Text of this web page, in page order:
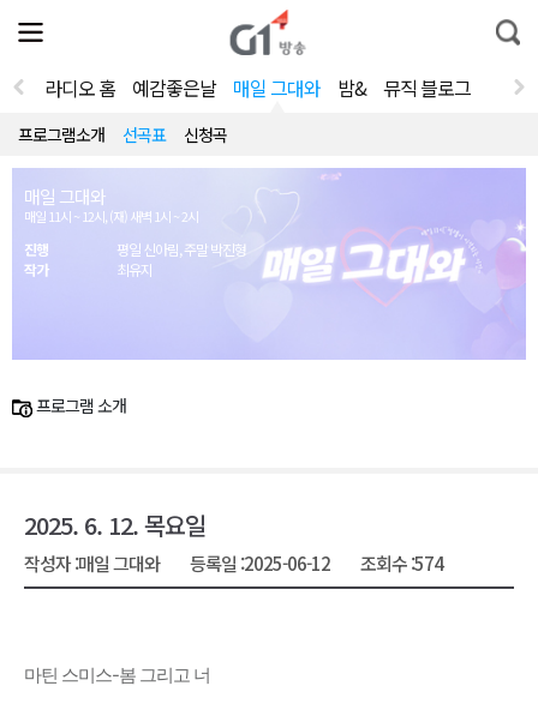
전
체
뉴
열
통
합
라디오 홈 예감좋은날 매일 그대와 밤& 뮤직 블로그
프로그램소개 선곡표 신청곡
매일 그대와
매일 11시 ~ 12시, (재) 새벽 1시 ~ 2시
진행
평일 신아림, 주말 박진형
작가
최유지
프로그램 소개
2025. 6. 12. 목요일
작성자 :매일 그대와 등록일 :2025-06-12 조회수 :574
마틴 스미스-봄 그리고 너